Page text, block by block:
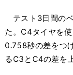
テスト3日間の
た。C4タイヤを
0.758秒の差をつ
るC3とC4の差を